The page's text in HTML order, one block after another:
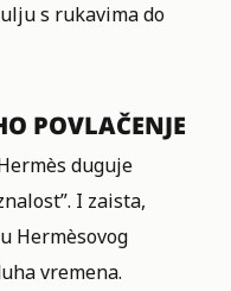
s rukavima do
POVLAČENJE
duguje
I zaista,
Hermèsovog
vremena.